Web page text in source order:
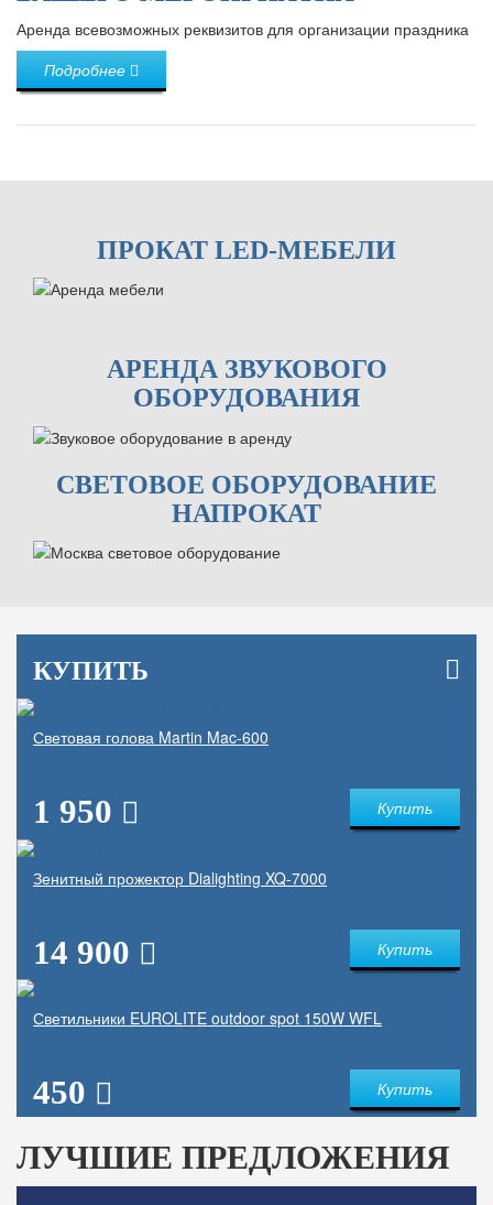
Аренда всевозможных реквизитов для организации праздника
Подробнее
ПРОКАТ LED-МЕБЕЛИ
АРЕНДА ЗВУКОВОГО
ОБОРУДОВАНИЯ
СВЕТОВОЕ ОБОРУДОВАНИЕ
НАПРОКАТ
КУПИТЬ
Световая голова Martin Mac-600
1 950 Купить
Зенитный прожектор Dialighting XQ-7000
14 900 Купить
Светильники EUROLITE outdoor spot 150W WFL
450 Купить
ЛУЧШИЕ ПРЕДЛОЖЕНИЯ